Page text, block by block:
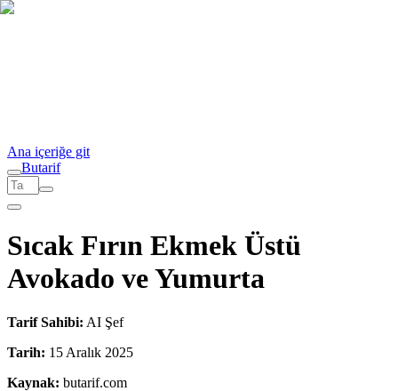
Ana içeriğe git
Butarif
Sıcak Fırın Ekmek Üstü
Avokado ve Yumurta
Tarif Sahibi: AI Şef
Tarih: 15 Aralık 2025
Kaynak: butarif.com